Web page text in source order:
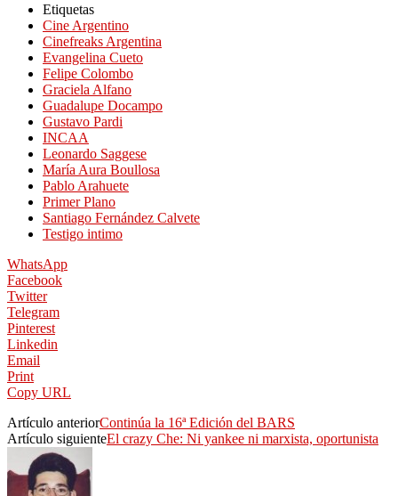
Etiquetas
Cine Argentino
Cinefreaks Argentina
Evangelina Cueto
Felipe Colombo
Graciela Alfano
Guadalupe Docampo
Gustavo Pardi
INCAA
Leonardo Saggese
María Aura Boullosa
Pablo Arahuete
Primer Plano
Santiago Fernández Calvete
Testigo intimo
WhatsApp
Facebook
Twitter
Telegram
Pinterest
Linkedin
Email
Print
Copy URL
Artículo anteriorContinúa la 16ª Edición del BARS
Artículo siguienteEl crazy Che: Ni yankee ni marxista, oportunista